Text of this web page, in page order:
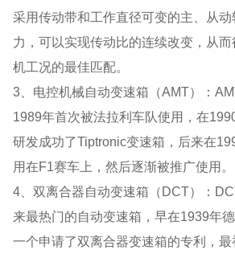
采用传动带和工作直径可变的主、从
力，可以实现传动比的连续改变，从
机工况的最佳匹配。
3、电控机械自动变速箱（AMT）：
1989年首次被法拉利车队使用，在
研发成功了Tiptronic变速箱，后来在
用在F1赛车上，然后逐渐被推广使用。
4、双离合器自动变速箱（DCT）：
来最热门的自动变速箱，早在1939年
一个申请了双离合器变速箱的专利，